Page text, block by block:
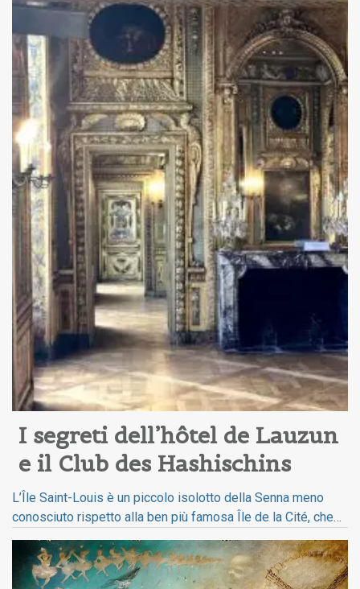
I segreti dell’hôtel de Lauzun
e il Club des Hashischins
L’Île Saint-Louis è un piccolo isolotto della Senna meno
conosciuto rispetto alla ben più famosa Île de la Cité, che…